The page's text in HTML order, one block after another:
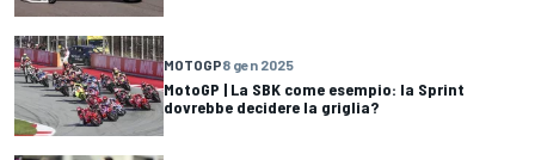
MOTOGP8 gen 2025
MotoGP | La SBK come esempio: la Sprint
dovrebbe decidere la griglia?